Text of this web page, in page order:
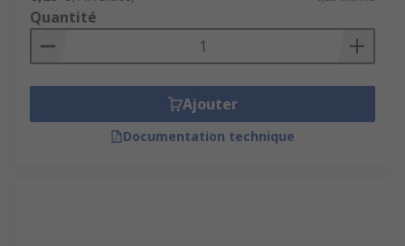
Quantité
Ajouter
Documentation technique